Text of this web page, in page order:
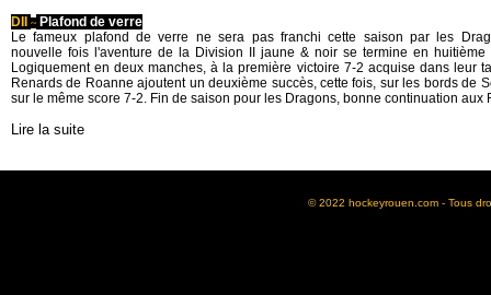
D ~ Plafond de verre
Le fameux plafond de verre ne sera pas franchi cette saison par les
nouvelle fois l'aventure de la Division II jaune & noir se termine en huitième
Logiquement en deux manches, à la première victoire 7-2 acquise dans leur
Renards de Roanne ajoutent un deuxième succès, cette fois, sur les bords de
sur le même score 7-2. Fin de saison pour les Dragons, bonne continuation aux
Lire la suite
© 2022 hockeyrouen.com - Tous